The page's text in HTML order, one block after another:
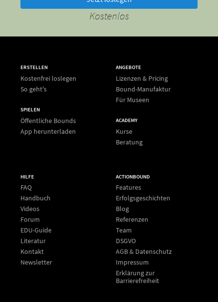
Kostenlos
ERSTELLEN
Kostenfrei loslegen
So geht's
SPIELEN
Öffentliche Bounds
App herunterladen
ANGEBOTE
Lizenzen & Pricing
Bound-Manufaktur
Für Museen
ACADEMY
Kurse
Beratung
HILFE
FAQ
Handbuch
Videos
Forum
EDU-Guide
Literatur
Kontakt
Newsletter
ACTIONBOUND
Features
Erfolgsgeschichten
Blog
Referenzen
Team
DSGVO
AGB & Datenschutz
Impressum
Erklärung zur
Barrierefreiheit